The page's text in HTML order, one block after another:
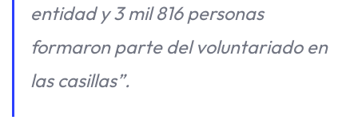
entidad y 3 mil 816 personas
formaron parte del voluntariado en
las casillas”.